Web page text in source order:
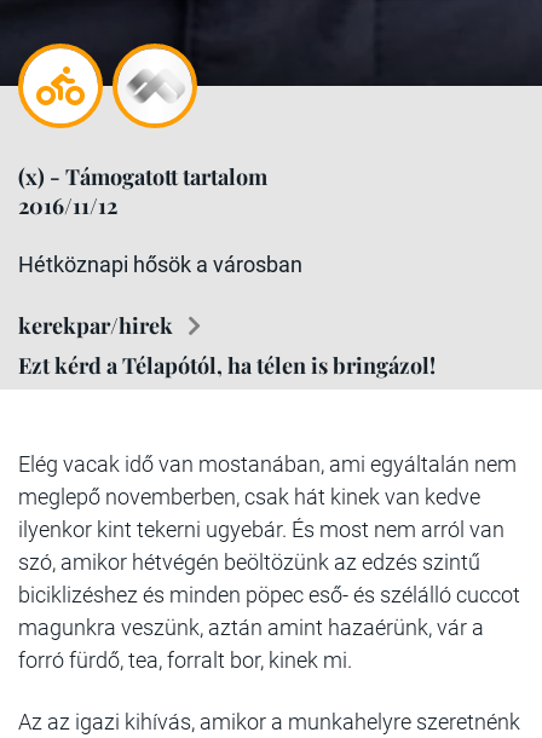
(x) - Támogatott tartalom
2016/11/12
Hétköznapi hősök a városban
kerekpar/hirek
Ezt kérd a Télapótól, ha télen is bringázol!
Elég vacak idő van mostanában, ami egyáltalán nem
meglepő novemberben, csak hát kinek van kedve
ilyenkor kint tekerni ugyebár. És most nem arról van
szó, amikor hétvégén beöltözünk az edzés szintű
biciklizéshez és minden pöpec eső- és szélálló cuccot
magunkra veszünk, aztán amint hazaérünk, vár a
forró fürdő, tea, forralt bor, kinek mi.
Az az igazi kihívás, amikor a munkahelyre szeretnénk